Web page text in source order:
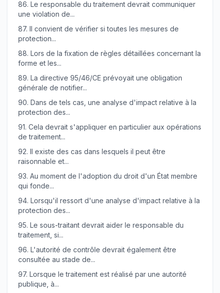
86. Le responsable du traitement devrait communiquer
une violation de...
87. Il convient de vérifier si toutes les mesures de
protection...
88. Lors de la fixation de règles détaillées concernant la
forme et les...
89. La directive 95/46/CE prévoyait une obligation
générale de notifier...
90. Dans de tels cas, une analyse d'impact relative à la
protection des...
91. Cela devrait s'appliquer en particulier aux opérations
de traitement...
92. Il existe des cas dans lesquels il peut être
raisonnable et...
93. Au moment de l'adoption du droit d'un État membre
qui fonde...
94. Lorsqu'il ressort d'une analyse d'impact relative à la
protection des...
95. Le sous-traitant devrait aider le responsable du
traitement, si...
96. L'autorité de contrôle devrait également être
consultée au stade de...
97. Lorsque le traitement est réalisé par une autorité
publique, à...